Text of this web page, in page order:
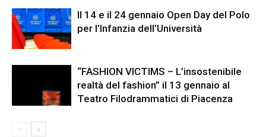
Il 14 e il 24 gennaio Open Day del Polo
per l’Infanzia dell’Università
“FASHION VICTIMS – L’insostenibile
realtà del fashion” il 13 gennaio al
Teatro Filodrammatici di Piacenza